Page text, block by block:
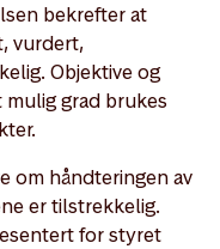
bekrefter at
vurdert,
Objektive og
grad brukes
om håndteringen av
er tilstrekkelig.
for styret